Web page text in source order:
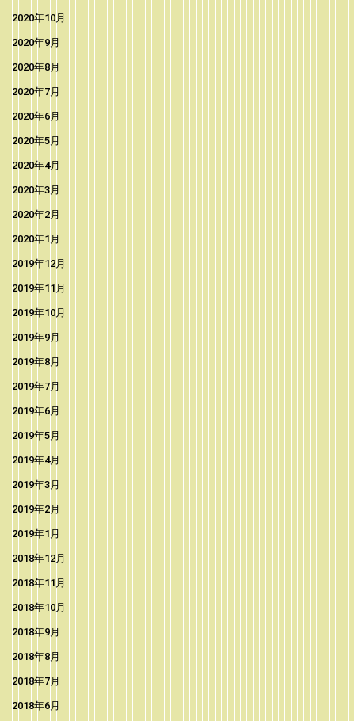
2020年10月
2020年9月
2020年8月
2020年7月
2020年6月
2020年5月
2020年4月
2020年3月
2020年2月
2020年1月
2019年12月
2019年11月
2019年10月
2019年9月
2019年8月
2019年7月
2019年6月
2019年5月
2019年4月
2019年3月
2019年2月
2019年1月
2018年12月
2018年11月
2018年10月
2018年9月
2018年8月
2018年7月
2018年6月